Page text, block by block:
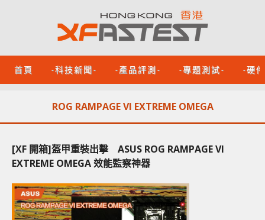
首頁 -科技新聞- -產品評測- -專題測試- -硬
ROG RAMPAGE VI EXTREME OMEGA
[XF 開箱]盔甲重裝出擊 ASUS ROG RAMPAGE VI
EXTREME OMEGA 效能監察神器